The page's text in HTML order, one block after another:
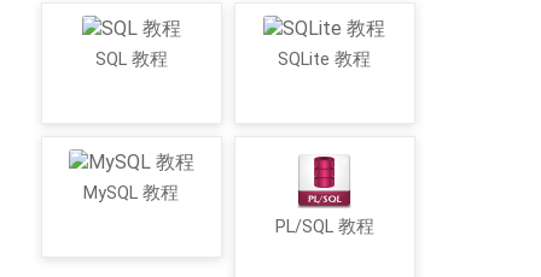
SQL 教程 SQLite 教程
MySQL 教程
PL/SQL 教程